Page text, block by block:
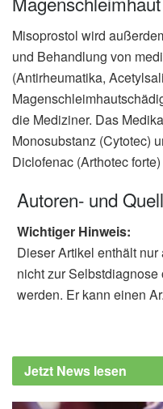
Misoprostol wird
und Behandlung von
(Antirheumatika,
die Mediziner. Das
Monosubstanz (Cytotec)
Diclofenac (Arthotec
Autoren- und
Wichtiger Hinweis:
Dieser Artikel enthält
nicht zur
werden. Er kann einen
Jetzt News lesen